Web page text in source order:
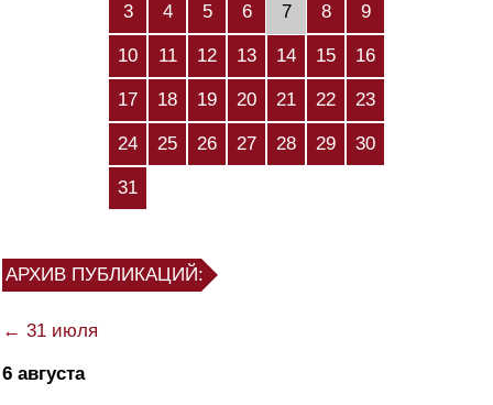
3 4 5 6 7 8 9
10 11 12 13 14 15 16
17 18 19 20 21 22 23
24 25 26 27 28 29 30
31
АРХИВ ПУБЛИКАЦИЙ:
← 31 июля
6 августа